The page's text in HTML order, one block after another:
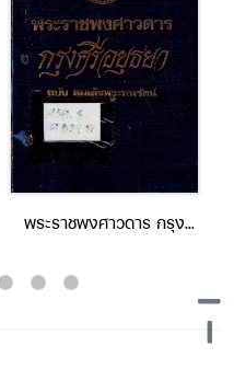
พระราชพงศาวดาร กรุง
พนรัตน์ part3